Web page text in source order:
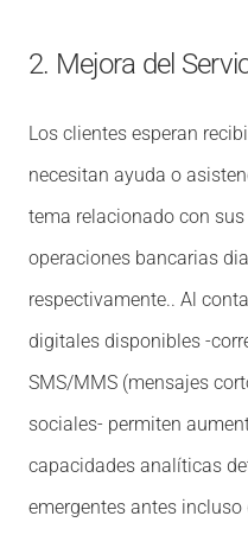
2. Mejora del
Los clientes esperan
necesitan ayuda o
tema relacionado con
operaciones bancarias
respectivamente.. Al
digitales disponibles -
SMS/MMS (mensajes
sociales- permiten
capacidades analíticas
emergentes antes